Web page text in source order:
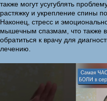
также могут усугублять
растяжку и укрепление спины
Наконец, стресс и
мышечным спазмам, что также
обратиться к врачу для
лечению.